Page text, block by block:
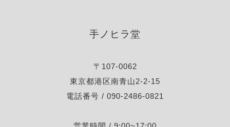
手ノヒラ堂
〒107-0062
東京都港区南青山2-2-15
電話番号 / 090-2486-0821